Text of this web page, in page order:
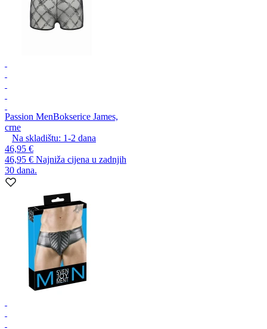
Passion MenBokserice James,
crne
Na skladištu: 1-2 dana
46,95 €
46,95 € Najniža cijena u zadnjih
30 dana.